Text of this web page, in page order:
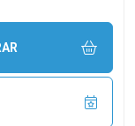
UNIDADE